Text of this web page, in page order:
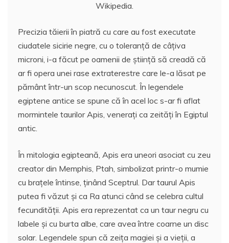
Wikipedia.
Precizia tăierii în piatră cu care au fost executate
ciudatele sicirie negre, cu o toleranţă de câţiva
microni, i-a făcut pe oamenii de ştiinţă să creadă că
ar fi opera unei rase extraterestre care le-a lăsat pe
pământ într-un scop necunoscut. În legendele
egiptene antice se spune că în acel loc s-ar fi aflat
mormintele taurilor Apis, veneraţi ca zeităţi în Egiptul
antic.
În mitologia egipteană, Apis era uneori asociat cu zeu
creator din Memphis, Ptah, simbolizat printr-o mumie
cu braţele întinse, ţinând Sceptrul. Dar taurul Apis
putea fi văzut şi ca Ra atunci când se celebra cultul
fecundităţii. Apis era reprezentat ca un taur negru cu
labele şi cu burta albe, care avea între coarne un disc
solar. Legendele spun că zeiţa magiei şi a vieţii, a